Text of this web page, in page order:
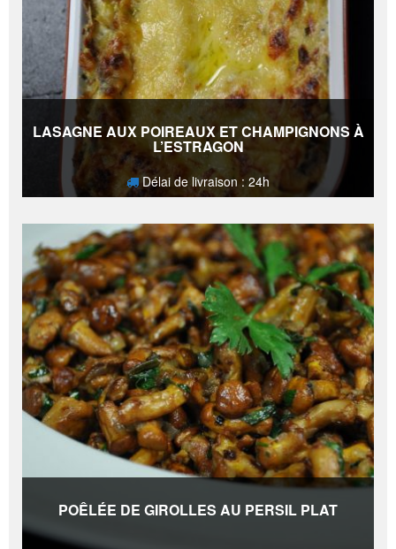
LASAGNE AUX POIREAUX ET CHAMPIGNONS À
L’ESTRAGON
Délai de livraison : 24h
POÊLÉE DE GIROLLES AU PERSIL PLAT